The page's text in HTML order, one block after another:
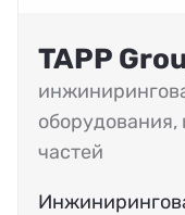
TAPP
оборудования,
частей